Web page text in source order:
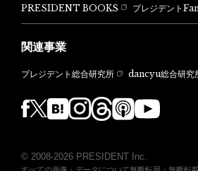
PRESIDENT BOOKS
プレジデント
関連事業
プレジデント総合研究所 dancyu総合研究
© 2008-2026 PRESIDENT Inc.
すべての画像・データについて無断転用・無断転